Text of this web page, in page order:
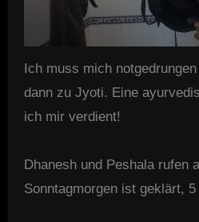
Ich muss mich
dann zu Jyoti. Eine
ich mir verdient!
Dhanesh und Peshala rufen
Sonntagmorgen ist geklärt,